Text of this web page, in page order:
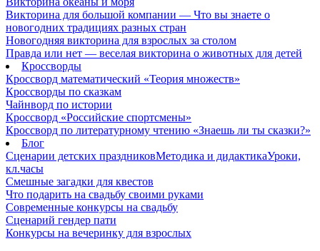
Викторина для большой компании — Что вы знаете о
новогодних традициях разных стран
Новогодняя викторина для взрослых за столом
Правда или нет — веселая викторина о животных для детей
Кроссворды
Кроссворд математический «Теория множеств»
Кроссворды по сказкам
Чайнворд по истории
Кроссворд «Российские спортсмены»
Кроссворд по литературному чтению «Знаешь ли ты сказки?»
Блог
Сценарии детских праздниковМетодика и дидактикаУроки,
кл.часы
Смешные загадки для квестов
Что подарить на свадьбу своими руками
Современные конкурсы на свадьбу
Сценарий гендер пати
Конкурсы на вечеринку для взрослых